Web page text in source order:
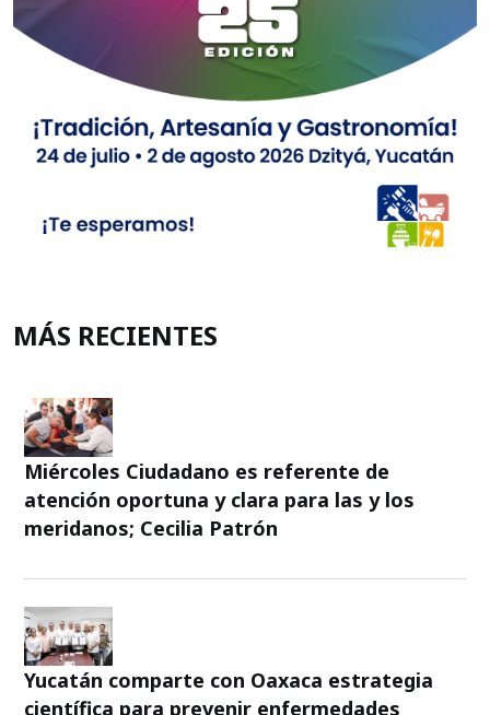
MÁS RECIENTES
Miércoles Ciudadano es referente de
atención oportuna y clara para las y los
meridanos; Cecilia Patrón
Yucatán comparte con Oaxaca estrategia
científica para prevenir enfermedades